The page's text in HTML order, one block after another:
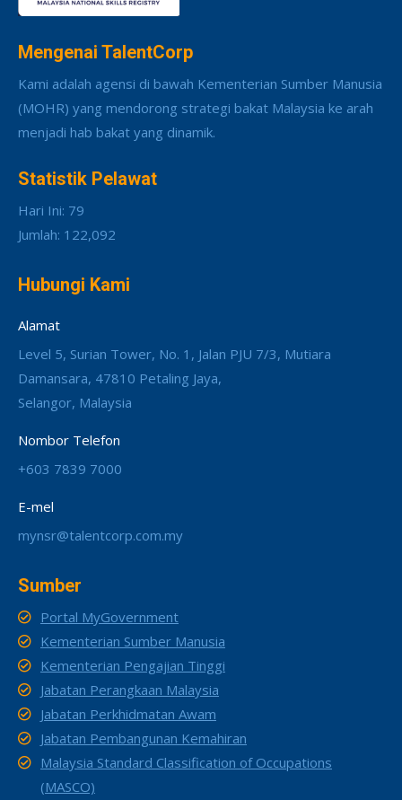
Mengenai TalentCorp
Kami adalah agensi di bawah Kementerian Sumber Manusia
(MOHR) yang mendorong strategi bakat Malaysia ke arah
menjadi hab bakat yang dinamik.
Statistik Pelawat
Hari Ini: 79
Jumlah: 122,092
Hubungi Kami
Alamat
Level 5, Surian Tower, No. 1, Jalan PJU 7/3, Mutiara
Damansara, 47810 Petaling Jaya,
Selangor, Malaysia
Nombor Telefon
+603 7839 7000
E-mel
mynsr@talentcorp.com.my
Sumber
Portal MyGovernment
Kementerian Sumber Manusia
Kementerian Pengajian Tinggi
Jabatan Perangkaan Malaysia
Jabatan Perkhidmatan Awam
Jabatan Pembangunan Kemahiran
Malaysia Standard Classification of Occupations
(MASCO)